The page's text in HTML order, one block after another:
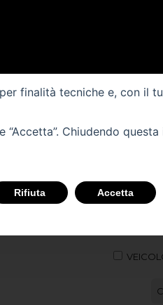
finalità tecniche e, con il
Chiudendo
Rifiuta Accetta